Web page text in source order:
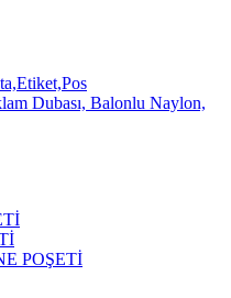
POŞETİ